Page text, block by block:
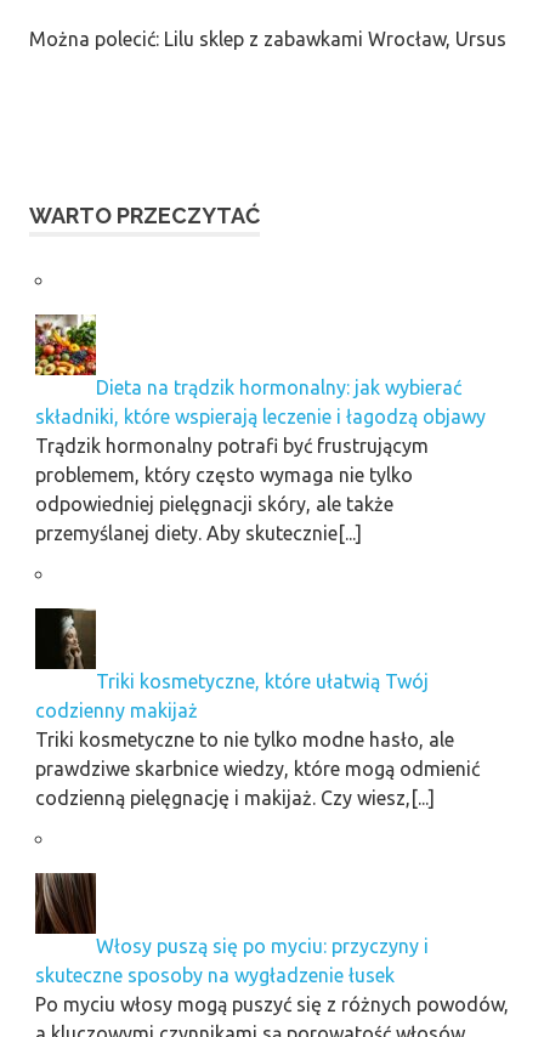
Można polecić: Lilu sklep z zabawkami Wrocław, Ursus
WARTO PRZECZYTAĆ
Dieta na trądzik hormonalny: jak wybierać
składniki, które wspierają leczenie i łagodzą objawy
Trądzik hormonalny potrafi być frustrującym
problemem, który często wymaga nie tylko
odpowiedniej pielęgnacji skóry, ale także
przemyślanej diety. Aby skutecznie[...]
Triki kosmetyczne, które ułatwią Twój
codzienny makijaż
Triki kosmetyczne to nie tylko modne hasło, ale
prawdziwe skarbnice wiedzy, które mogą odmienić
codzienną pielęgnację i makijaż. Czy wiesz,[...]
Włosy puszą się po myciu: przyczyny i
skuteczne sposoby na wygładzenie łusek
Po myciu włosy mogą puszyć się z różnych powodów,